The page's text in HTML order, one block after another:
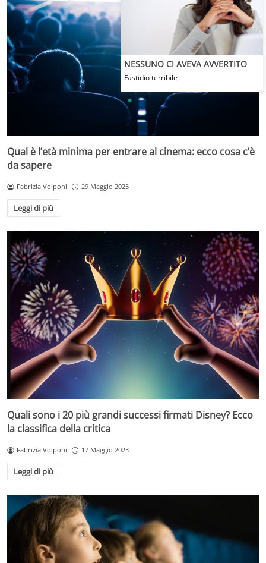
Qual è l’età minima per entrare al cinema: ecco cosa c’è
da sapere
Fabrizia Volponi 29 Maggio 2023
Leggi di più
Quali sono i 20 più grandi successi firmati Disney? Ecco
la classifica della critica
Fabrizia Volponi 17 Maggio 2023
Leggi di più
NESSUNO CI AVEVA AVVERTITO
Fastidio terribile